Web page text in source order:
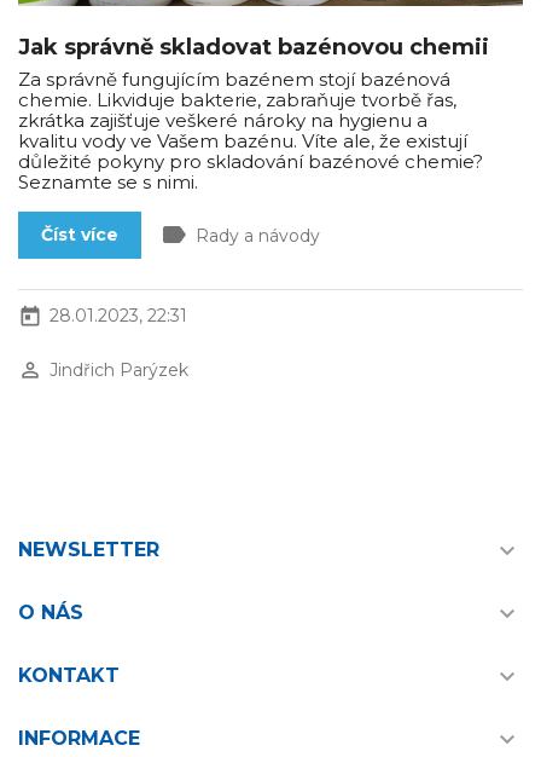
Jak správně skladovat bazénovou chemii
Za správně fungujícím bazénem stojí bazénová
chemie. Likviduje bakterie, zabraňuje tvorbě řas,
zkrátka zajišťuje veškeré nároky na hygienu a
kvalitu vody ve Vašem bazénu. Víte ale, že existují
důležité pokyny pro skladování bazénové chemie?
Seznamte se s nimi.
Číst více label Rady a návody
today 28.01.2023, 22:31
perm_identity Jindřich Parýzek
NEWSLETTER 
O NÁS 
KONTAKT 
INFORMACE 